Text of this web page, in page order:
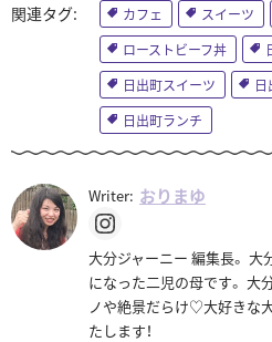
カフェ スイーツ
ローストビーフ丼
日出町スイーツ
日出町ランチ
Writer: おりまゆ
大分ジャーニー 編集長。
になった二児の母です。 大
ノや絶景だらけ♡大好きな
たします！